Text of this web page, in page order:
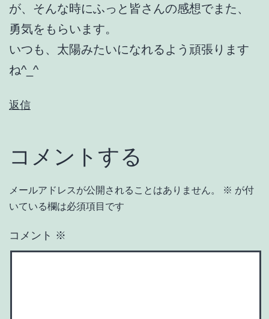
が、そんな時にふっと皆さんの感想でまた、
勇気をもらいます。
いつも、太陽みたいになれるよう頑張ります
ね^_^
返信
コメントする
メールアドレスが公開されることはありません。 ※ が付
いている欄は必須項目です
コメント ※